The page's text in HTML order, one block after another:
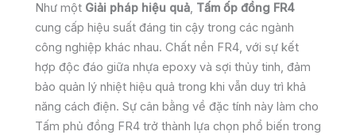
Như một Giải pháp hiệu quả, Tấm ốp đồng FR4
cung cấp hiệu suất đáng tin cậy trong các ngành
công nghiệp khác nhau. Chất nền FR4, với sự kết
hợp độc đáo giữa nhựa epoxy và sợi thủy tinh, đảm
bảo quản lý nhiệt hiệu quả trong khi vẫn duy trì khả
năng cách điện. Sự cân bằng về đặc tính này làm cho
Tấm phủ đồng FR4 trở thành lựa chọn phổ biến trong